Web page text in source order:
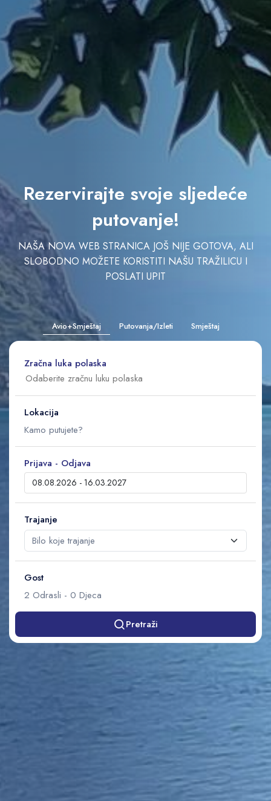
Rezervirajte svoje sljedeće
putovanje!
NAŠA NOVA WEB STRANICA JOŠ NIJE GOTOVA, ALI
SLOBODNO MOŽETE KORISTITI NAŠU TRAŽILICU I
POSLATI UPIT
Avio+Smještaj Putovanja/Izleti Smještaj
Zračna luka polaska
Lokacija
Prijava - Odjava
Trajanje
Gost
2 Odrasli - 0 Djeca
Pretraži